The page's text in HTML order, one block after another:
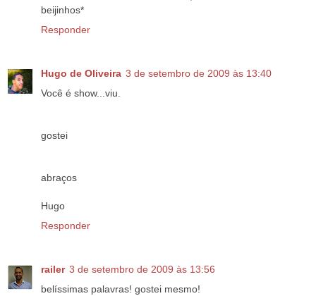
beijinhos*
Responder
Hugo de Oliveira 3 de setembro de 2009 às 13:40
Você é show...viu.
gostei
abraços
Hugo
Responder
railer 3 de setembro de 2009 às 13:56
belíssimas palavras! gostei mesmo!